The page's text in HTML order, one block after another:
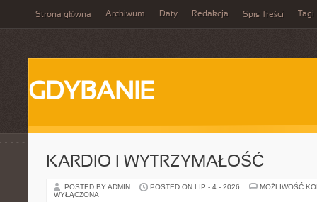
Strona główna Archiwum Daty Redakcja Spis Treści Tagi
GDYBANIE
KARDIO I WYTRZYMAŁOŚĆ
POSTED BY ADMIN POSTED ON LIP - 4 - 2026
MOŻLIWOŚĆ
WYŁĄCZONA